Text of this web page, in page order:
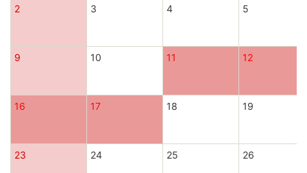
2 3 4 5
9 10 11 12
16 17 18 19
23 24 25 26